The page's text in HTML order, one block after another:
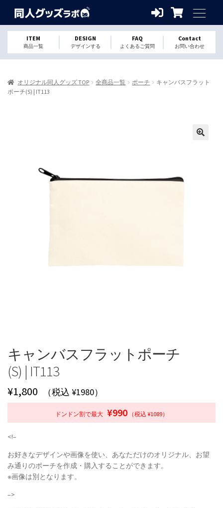
ITEM
商品一覧
DESIGN
デザインする
FAQ
よくあるご質問
Contact
お問い合わせ
オリジナル同人グッズ TOP 全商品一覧 ポーチ
キャンバスフラット
ポーチ(S) | IT113
キャンバスフラットポーチ
(S) | IT113
¥1,800 （税込 ¥1980）
ドンドン割で最大 ¥990 （税込 ¥1089）
<!–
お好きなデザインや画像を使い、あなただけのオリジナル、お望
み通りのポーチを作成・購入することができます。
※画像は別となります。
–>